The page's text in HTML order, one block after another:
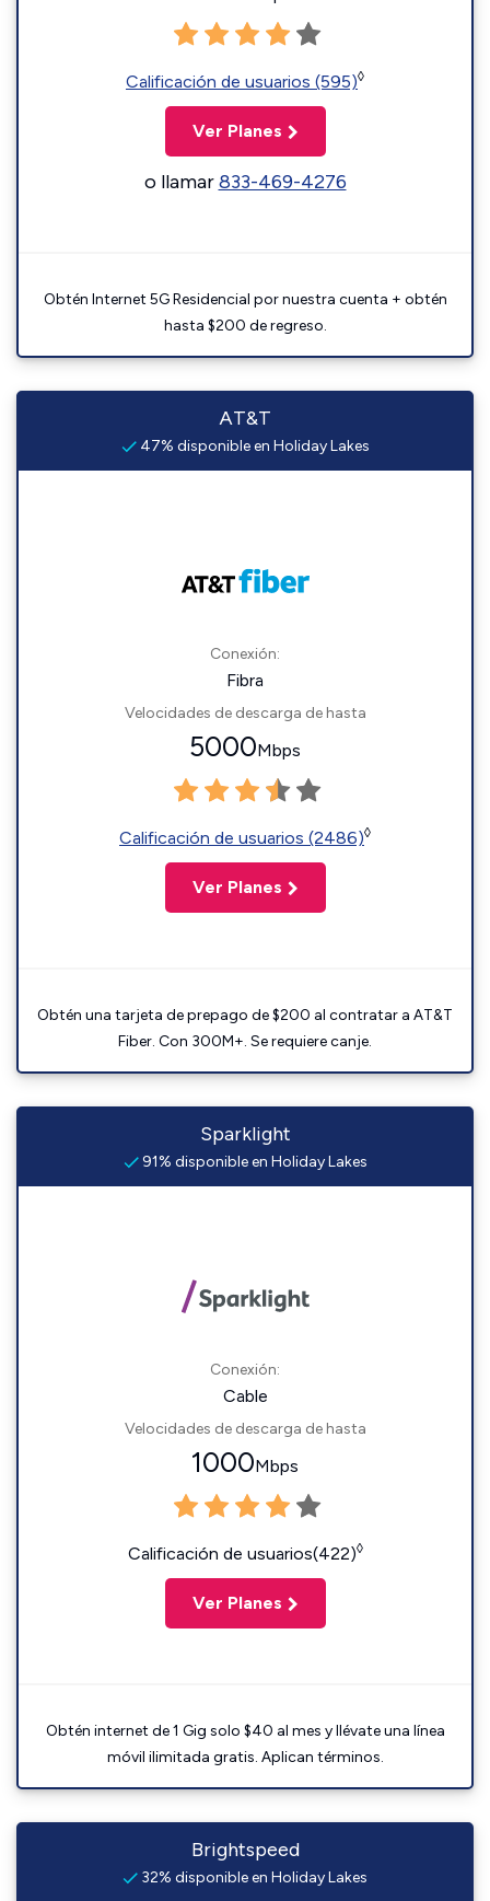
Calificación de usuarios (595)◊
Ver Planes
o llamar833-469-4276
Obtén Internet 5G Residencial por nuestra cuenta + obtén
hasta $200 de regreso.
AT&T
47% disponible en Holiday Lakes
Conexión:
Fibra
Velocidades de descarga de hasta
5000Mbps
Calificación de usuarios (2486)◊
Ver Planes
Obtén una tarjeta de prepago de $200 al contratar a AT&T
Fiber. Con 300M+. Se requiere canje.
Sparklight
91% disponible en Holiday Lakes
Conexión:
Cable
Velocidades de descarga de hasta
1000Mbps
Calificación de usuarios(422)◊
Ver Planes
Obtén internet de 1 Gig solo $40 al mes y llévate una línea
móvil ilimitada gratis. Aplican términos.
Brightspeed
32% disponible en Holiday Lakes